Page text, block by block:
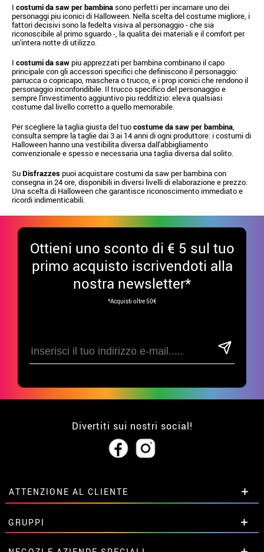
I costumi da saw per bambinasono perfetti per incarnare uno dei
personaggi piu iconici di Halloween. Nella scelta del costume migliore, i
fattori decisivi sono la fedelta visiva al personaggio - che sia
riconoscibile al primo sguardo -, la qualita dei materiali e il comfort per
un'intera notte di utilizzo.
I costumi da sawpiu apprezzati per bambina combinano il capo
principale con gli accessori specifici che definiscono il personaggio:
parrucca o copricapo, maschera o trucco, e i prop iconici che rendono il
personaggio inconfondibile. Il trucco specifico del personaggio e
sempre l'investimento aggiuntivo piu redditizio: eleva qualsiasi
costume dal livello corretto a quello memorabile.
Per scegliere la taglia giusta del tuocostume da saw per bambina,
consulta sempre la taglie dai 3 ai 14 anni di ogni produttore: i costumi di
Halloween hanno una vestibilita diversa dall'abbigliamento
convenzionale e spesso e necessaria una taglia diversa dal solito.
SuDisfrazzespuoi acquistare costumi da saw per bambina con
consegna in 24 ore, disponibili in diversi livelli di elaborazione e prezzo.
Una scelta di Halloween che garantisce riconoscimento immediato e
ricordi indimenticabili.
Ottieni uno sconto di € 5 sul tuo
primo acquisto iscrivendoti alla
nostra newsletter*
*Acquisti oltre 50€
Divertiti sui nostri social!
ATTENZIONE AL CLIENTE
• Su di noi
• Condizioni di vendita
• Avviso legale privacy
GRUPPI